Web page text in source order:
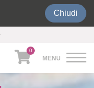
Chiudi
0